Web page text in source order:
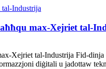
max-Xejriet tal-
Xejriet tal-Industrija Fid-
diġitali u jadottaw